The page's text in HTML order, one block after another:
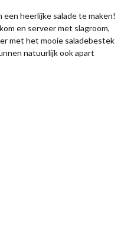
heerlijke salade te maken!
en serveer met slagroom,
met het mooie saladebestek
natuurlijk ook apart